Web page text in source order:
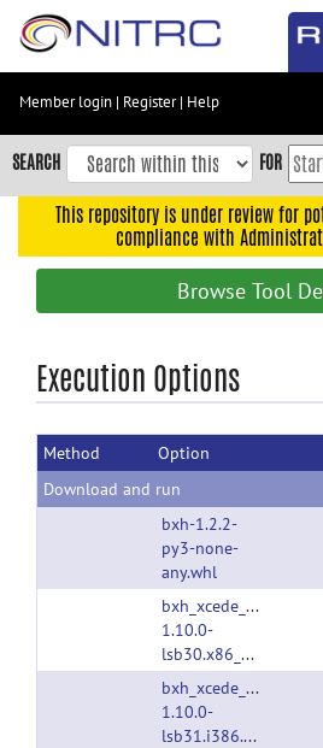
Skip
content
Skip
to
navigation
Accessibility
Member login | Register| Help
SEARCH FOR
This repository is under review for
compliance with
Browse Tool
Execution Options
Method
Option
Download and run
bxh-1.2.2-
py3-none-
any.whl
bxh_xcede_tools-
1.10.0-
lsb30.x86_64.tgz
bxh_xcede_tools-
1.10.0-
lsb31.i386.tgz